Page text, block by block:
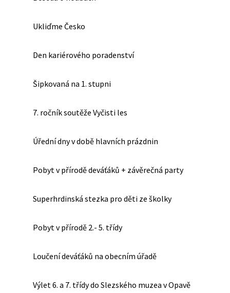
Ukliďme Česko
Den kariérového poradenství
Šipkovaná na 1. stupni
7. ročník soutěže Vyčisti les
Úřední dny v době hlavních prázdnin
Pobyt v přírodě deváťáků + závěrečná party
Superhrdinská stezka pro děti ze školky
Pobyt v přírodě 2.- 5. třídy
Loučení deváťáků na obecním úřadě
Výlet 6. a 7. třídy do Slezského muzea v Opavě